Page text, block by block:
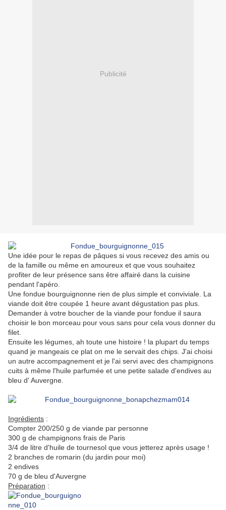
Publicité
Une idée pour le repas de pâques si vous recevez des amis ou
de la famille ou même en amoureux et que vous souhaitez
profiter de leur présence sans être affairé dans la cuisine
pendant l'apéro.
Une fondue bourguignonne rien de plus simple et conviviale. La
viande doit être coupée 1 heure avant dégustation pas plus.
Demander à votre boucher de la viande pour fondue il saura
choisir le bon morceau pour vous sans pour cela vous donner du
filet.
Ensuite les légumes, ah toute une histoire ! la plupart du temps
quand je mangeais ce plat on me le servait des chips. J'ai choisi
un autre accompagnement et je l'ai servi avec des champignons
cuits à même l'huile parfumée et une petite salade d'endives au
bleu d' Auvergne.
Ingrédients :
Compter 200/250 g de viande par personne
300 g de champignons frais de Paris
3/4 de litre d'huile de tournesol que vous jetterez après usage !
2 branches de romarin (du jardin pour moi)
2 endives
70 g de bleu d'Auvergne
Préparation :